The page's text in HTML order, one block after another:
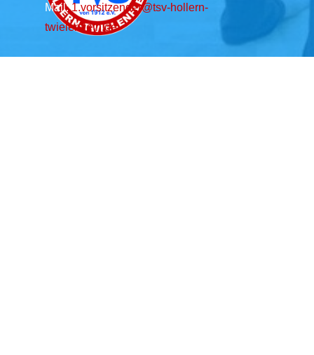
Mail: 1.vorsitzender@tsv-hollern-
twielenfleth.de